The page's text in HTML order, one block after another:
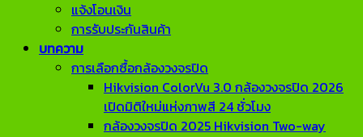
แจ้งโอนเงิน
การรับประกันสินค้า
บทความ
การเลือกซื้อกล้องวงจรปิด
Hikvision ColorVu 3.0 กล้องวงจรปิด 2026
เปิดมิติใหม่แห่งภาพสี 24 ชั่วโมง
กล้องวงจรปิด 2025 Hikvision Two-way